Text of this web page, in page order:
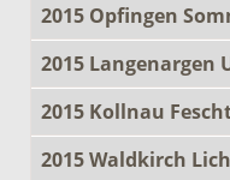
2015 Opfingen
2015 Langenargen
2015 Kollnau
2015 Waldkirch